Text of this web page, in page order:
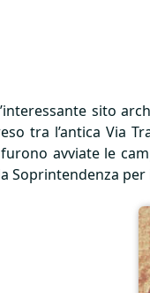
sito
tra l’antica Via
avviate le
Soprintendenza